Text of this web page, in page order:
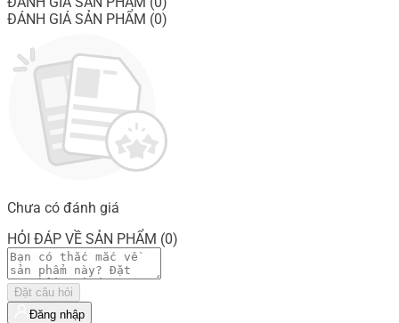
ĐÁNH GIÁ SẢN PHẨM (0)
Chưa có đánh giá
HỎI ĐÁP VỀ SẢN PHẨM (0)
Đặt câu hỏi
Đăng nhập